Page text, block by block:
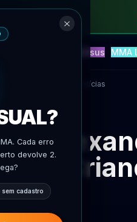
Versus MMA
Voltar às notícias
Cada erro
devolve 2.
cadastro